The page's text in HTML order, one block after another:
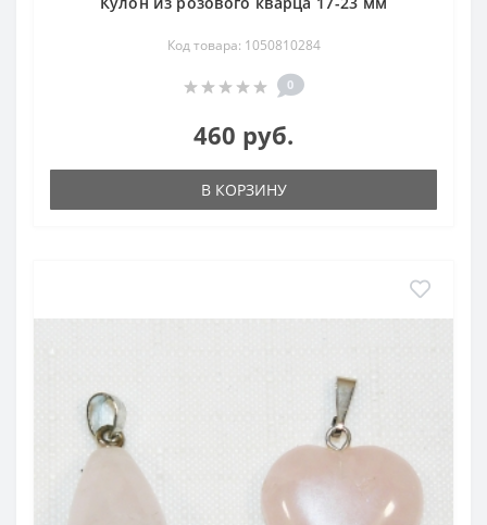
Код товара: 1050810284
0
460 руб.
В КОРЗИНУ